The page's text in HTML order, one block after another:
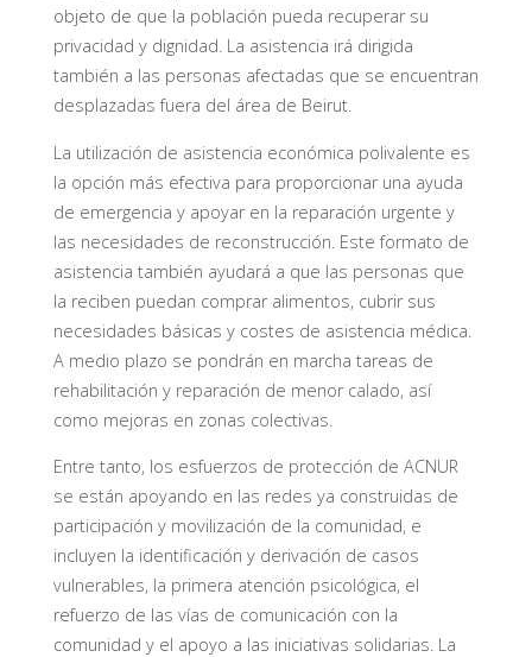
objeto de que la población pueda recuperar su
privacidad y dignidad. La asistencia irá dirigida
también a las personas afectadas que se encuentran
desplazadas fuera del área de Beirut.
La utilización de asistencia económica polivalente es
la opción más efectiva para proporcionar una ayuda
de emergencia y apoyar en la reparación urgente y
las necesidades de reconstrucción. Este formato de
asistencia también ayudará a que las personas que
la reciben puedan comprar alimentos, cubrir sus
necesidades básicas y costes de asistencia médica.
A medio plazo se pondrán en marcha tareas de
rehabilitación y reparación de menor calado, así
como mejoras en zonas colectivas.
Entre tanto, los esfuerzos de protección de ACNUR
se están apoyando en las redes ya construidas de
participación y movilización de la comunidad, e
incluyen la identificación y derivación de casos
vulnerables, la primera atención psicológica, el
refuerzo de las vías de comunicación con la
comunidad y el apoyo a las iniciativas solidarias. La